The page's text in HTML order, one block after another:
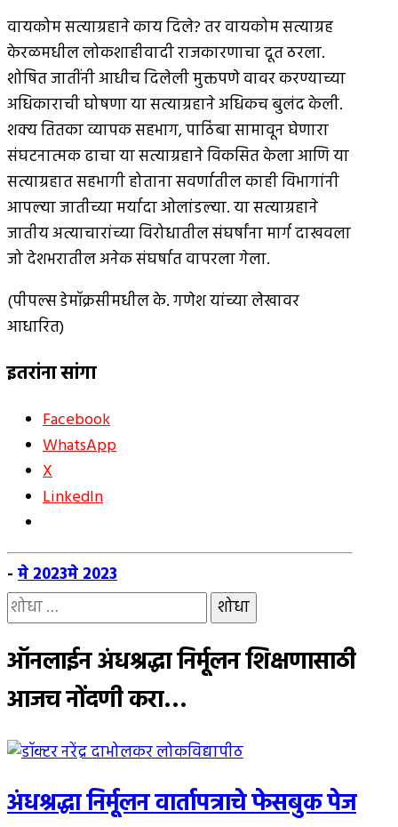
वायकोम सत्याग्रहाने काय दिले? तर वायकोम सत्याग्रह
केरळमधील लोकशाहीवादी राजकारणाचा दूत ठरला.
शोषित जातींनी आधीच दिलेली मुक्तपणे वावर करण्याच्या
अधिकाराची घोषणा या सत्याग्रहाने अधिकच बुलंद केली.
शक्य तितका व्यापक सहभाग, पाठिंबा सामावून घेणारा
संघटनात्मक ढाचा या सत्याग्रहाने विकसित केला आणि या
सत्याग्रहात सहभागी होताना सवर्णातील काही विभागांनी
आपल्या जातीच्या मर्यादा ओलांडल्या. या सत्याग्रहाने
जातीय अत्याचारांच्या विरोधातील संघर्षांना मार्ग दाखवला
जो देशभरातील अनेक संघर्षात वापरला गेला.
(पीपल्स डेमॉक्रसीमधील के. गणेश यांच्या लेखावर
आधारित)
इतरांना सांगा
Facebook
WhatsApp
X
LinkedIn
- मे 2023मे 2023
यांचा
शोध
घ्या
ऑनलाईन अंधश्रद्धा निर्मूलन शिक्षणासाठी
आजच नोंदणी करा…
अंधश्रद्धा निर्मूलन वार्तापत्राचे फेसबुक पेज